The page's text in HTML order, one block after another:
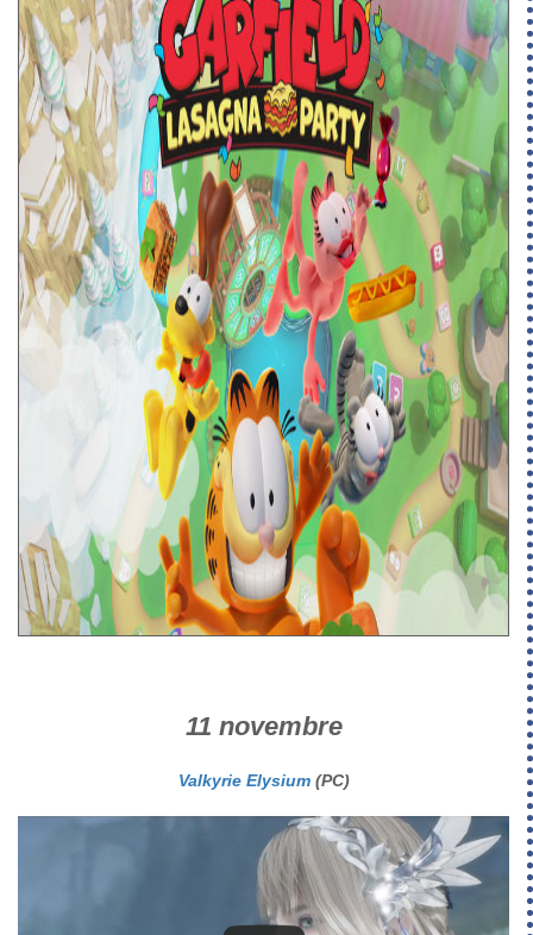
11 novembre
Valkyrie Elysium(PC)